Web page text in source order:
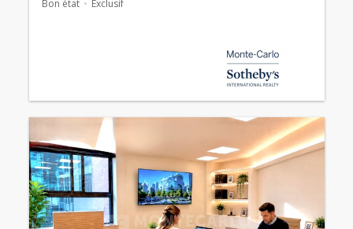
Bon état Exclusif